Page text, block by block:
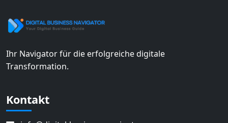
Ihr Navigator für die erfolgreiche digitale
Transformation.
Kontakt